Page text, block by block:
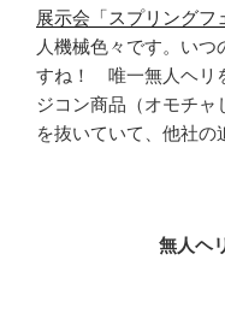
展示会「スプリングフ
人機械色々です。い
すね！ 唯一無人ヘリ
ジコン商品（オモチャ
を抜いていて、他社の
無人ヘ